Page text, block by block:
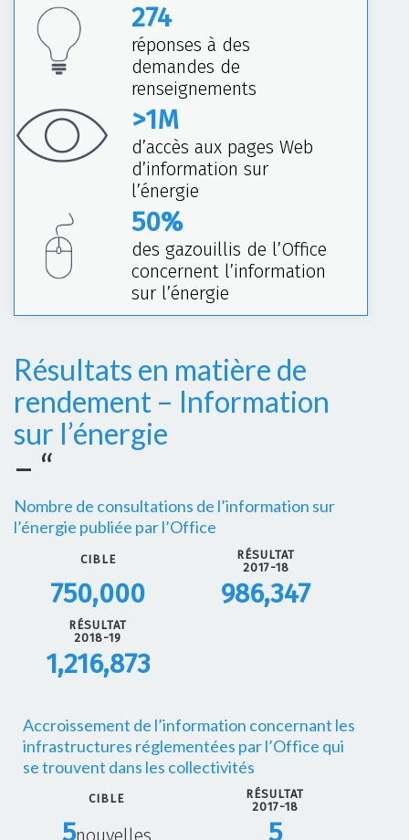
274
réponses à des
demandes de
renseignements
>1M
d’accès aux pages Web
d’information sur
l’énergie
50%
des gazouillis de l’Office
concernent l’information
sur l’énergie
Résultats en matière de
rendement – Information
sur l’énergie
Nombre de consultations de l’information sur
l’énergie publiée par l’Office
CIBLE
750,000
RÉSULTAT
2017-18
986,347
RÉSULTAT
2018-19
1,216,873
Accroissement de l’information concernant les
infrastructures réglementées par l’Office qui
se trouvent dans les collectivités
CIBLE
5
RÉSULTAT
2017-18
5